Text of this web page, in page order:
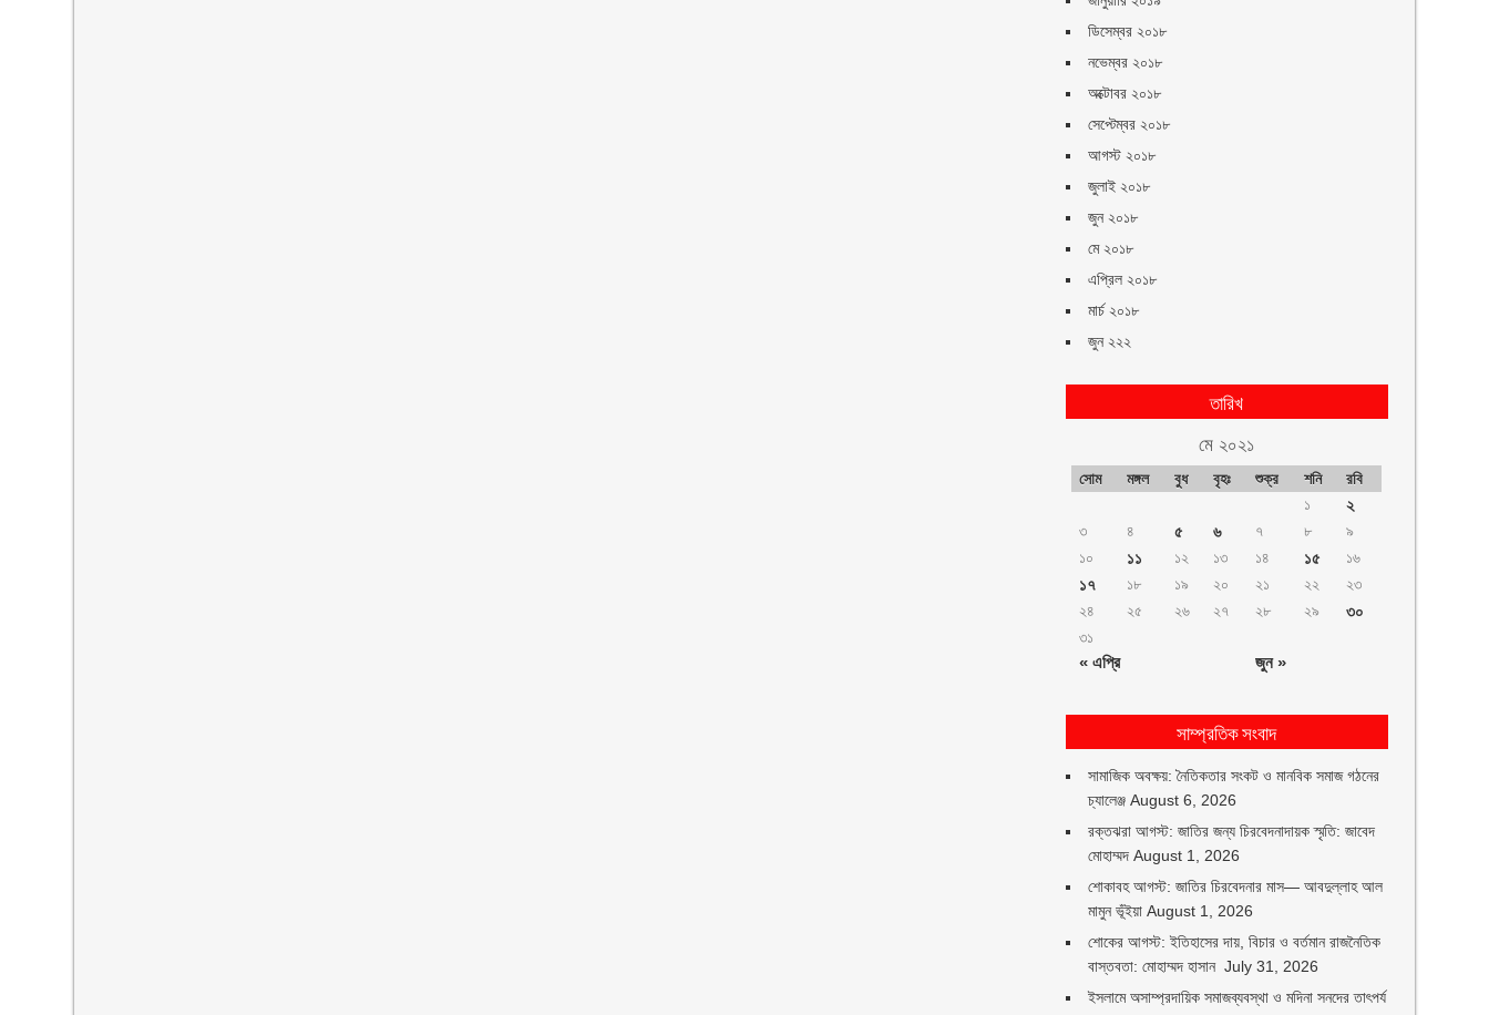
ডিসেম্বর ২০১৮
নভেম্বর ২০১৮
অক্টোবর ২০১৮
সেপ্টেম্বর ২০১৮
আগস্ট ২০১৮
জুলাই ২০১৮
জুন ২০১৮
মে ২০১৮
এপ্রিল ২০১৮
মার্চ ২০১৮
জুন ২২২
তারিখ
মে ২০২১
সোম মঙ্গল বুধ বৃহঃ শুক্র শনি রবি
« এপ্রি জুন »
১ ২
৩ ৪ ৫ ৬ ৭ ৮
৯
১০
১১ ১২ ১৩ ১৪ ১৫ ১৬
১৭ ১৮ ১৯ ২০ ২১ ২২
২৩
২৪
২৫ ২৬ ২৭ ২৮ ২৯ ৩০
৩১
সাম্প্রতিক সংবাদ
সামাজিক অবক্ষয়: নৈতিকতার সংকট ও মানবিক সমাজ গঠনের
চ্যালেঞ্জ August 6, 2026
রক্তঝরা আগস্ট: জাতির জন্য চিরবেদনাদায়ক স্মৃতি: জাবেদ
মোহাম্মদ August 1, 2026
শোকাবহ আগস্ট: জাতির চিরবেদনার মাস— আবদুল্লাহ আল
মামুন ভূঁইয়া August 1, 2026
শোকের আগস্ট: ইতিহাসের দায়, বিচার ও বর্তমান রাজনৈতিক
বাস্তবতা: মোহাম্মদ হাসান July 31, 2026
ইসলামে অসাম্প্রদায়িক সমাজব্যবস্থা ও মদিনা সনদের তাৎপর্য